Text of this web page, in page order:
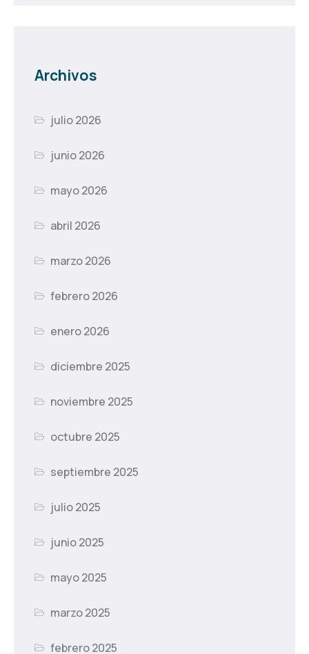
Archivos
julio 2026
junio 2026
mayo 2026
abril 2026
marzo 2026
febrero 2026
enero 2026
diciembre 2025
noviembre 2025
octubre 2025
septiembre 2025
julio 2025
junio 2025
mayo 2025
marzo 2025
febrero 2025